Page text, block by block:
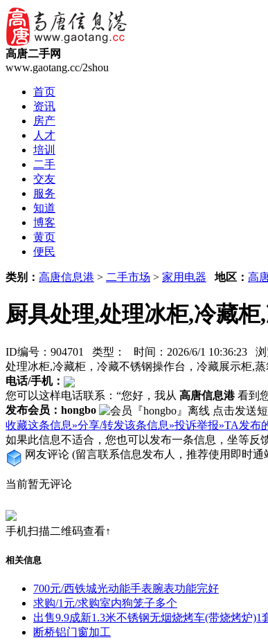
高唐二手网
www.gaotang.cc/2shou
首页
资讯
房产
人才
培训
二手
交友
服务
知道
博客
黄页
便民
类别： 高唐信息港 > 二手市场 > 家用电器 地区： 高
厨具处理,处理冰柜,冷藏
ID编号：904701 类型： 时间：2026/6/1 10:36:23
处理冰柜,冷藏柜，冷藏不锈钢操作台，冷藏展示柜,
电话/手机：
您可以这样电话联系：“您好，我从 高唐信息港看到
发布会员：hongbo
收藏这条信息»分享/转发该条信息»投诉举报»TA发布
如果此信息不适合，您也可以发布一条信息，坐等反
网友评论 (留言联系信息发布人，推荐使用即时通
当前暂无评论
手机扫描二维码查看↑
相关信息
700元/西铁城光动能手表腕表功能完好
求购/1元/求购室内狗笼子多个
出售9.9成新1.3米不锈钢无烟烧烤车(带烧烤炉)1
断桥铝门窗加工